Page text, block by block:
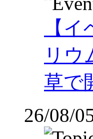
【
リウ
草で
26/08/